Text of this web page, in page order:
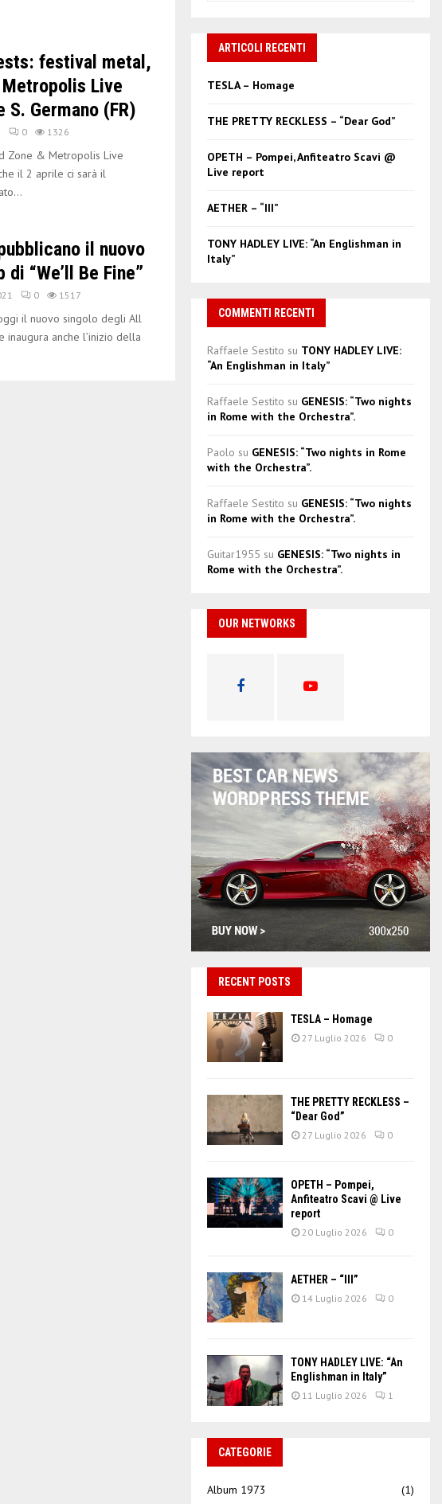
festival metal,
Live
Germano (FR)
0 1326
Zone & Metropolis Live
il 2 aprile ci sarà il
il nuovo
“We’ll Be Fine”
0 1517
oggi il nuovo singolo degli All
inaugura anche l’inizio della
h
f
ARTICOLI RECENTI
TESLA – Homage
THE PRETTY RECKLESS – “Dear God”
OPETH – Pompei, Anfiteatro Scavi @
Live report
AETHER – “III”
TONY HADLEY LIVE: “An Englishman in
Italy”
COMMENTI RECENTI
Raffaele Sestito su TONY HADLEY LIVE:
“An Englishman in Italy”
Raffaele Sestito su GENESIS: “Two nights
in Rome with the Orchestra”.
Paolo su GENESIS: “Two nights in Rome
with the Orchestra”.
Raffaele Sestito su GENESIS: “Two nights
in Rome with the Orchestra”.
Guitar1955 su GENESIS: “Two nights in
Rome with the Orchestra”.
OUR NETWORKS
RECENT POSTS
TESLA – Homage
27 Luglio 2026 0
THE PRETTY RECKLESS –
“Dear God”
27 Luglio 2026 0
OPETH – Pompei,
Anfiteatro Scavi @ Live
report
20 Luglio 2026 0
AETHER – “III”
14 Luglio 2026 0
TONY HADLEY LIVE: “An
Englishman in Italy”
11 Luglio 2026 1
CATEGORIE
Album 1973
(1)